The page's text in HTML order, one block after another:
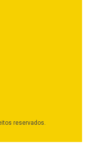
reservados.